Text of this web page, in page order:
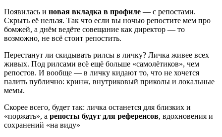
Появилась и новая вкладка в профиле — с репостами.
Скрыть её нельзя. Так что если вы ночью репостите мем про
бомжей, а днём ведёте совещание как директор — то
возможно, не всё стоит репостить.
Перестанут ли скидывать рилсы в личку? Личка живее всех
живых. Под рилсами всё ещё больше «самолётиков», чем
репостов. И вообще — в личку кидают то, что не хочется
палить публично: кринж, внутриковый приколы и локальные
мемы.
Скорее всего, будет так: личка останется для близких и
«поржать», а репосты будут для референсов, вдохновения и
сохранений «на виду»